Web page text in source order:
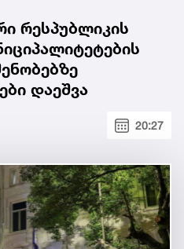
რესპუბლიკის
დაეშვა
20:27